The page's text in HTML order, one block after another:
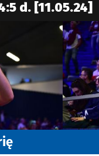
d. [11.05.24]